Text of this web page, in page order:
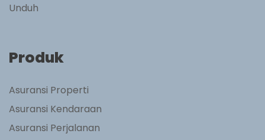
Unduh
Produk
Asuransi Properti
Asuransi Kendaraan
Asuransi Perjalanan